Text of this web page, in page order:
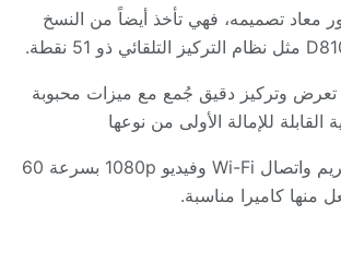
معاد تصميمه، فهي تأخذ أيضاً من النسخ
مثل نظام التركيز التلقائي ذو
تعرض وتركيز دقيق جُمع مع ميزات محبوبة
للإمالة الأولى من نوعها
واتصال وفيديو
1080p بسرعة 60
منها كاميرا مناسبة.